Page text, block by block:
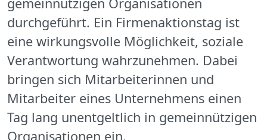
gemeinnützigen Organisationen
durchgeführt. Ein Firmenaktionstag ist
eine wirkungsvolle Möglichkeit, soziale
Verantwortung wahrzunehmen. Dabei
bringen sich Mitarbeiterinnen und
Mitarbeiter eines Unternehmens einen
Tag lang unentgeltlich in gemeinnützigen
Organisationen ein.